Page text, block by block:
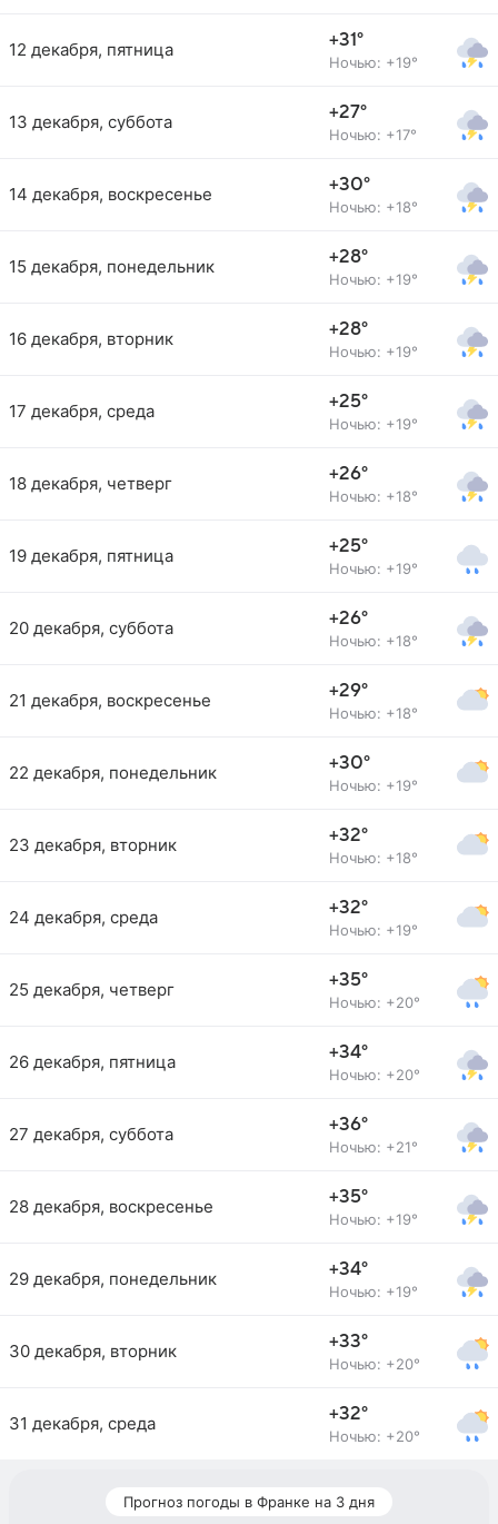
12 декабря, пятница +31°
Ночью: +19°
13 декабря, суббота +27°
Ночью: +17°
14 декабря, воскресенье +30°
Ночью: +18°
15 декабря, понедельник +28°
Ночью: +19°
16 декабря, вторник +28°
Ночью: +19°
17 декабря, среда +25°
Ночью: +19°
18 декабря, четверг +26°
Ночью: +18°
19 декабря, пятница +25°
Ночью: +19°
20 декабря, суббота +26°
Ночью: +18°
21 декабря, воскресенье +29°
Ночью: +18°
22 декабря, понедельник +30°
Ночью: +19°
23 декабря, вторник +32°
Ночью: +18°
24 декабря, среда +32°
Ночью: +19°
25 декабря, четверг +35°
Ночью: +20°
26 декабря, пятница +34°
Ночью: +20°
27 декабря, суббота +36°
Ночью: +21°
28 декабря, воскресенье +35°
Ночью: +19°
29 декабря, понедельник +34°
Ночью: +19°
30 декабря, вторник +33°
Ночью: +20°
31 декабря, среда +32°
Ночью: +20°
Прогноз погоды в Франке на 3 дня